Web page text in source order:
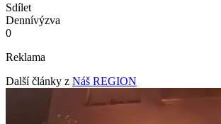
Sdílet
Dennívýzva
0
Reklama
Další články z Náš REGION